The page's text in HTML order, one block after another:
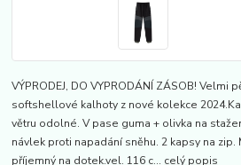
VÝPRODEJ, DO VYPRODÁNÍ ZÁSOB!
softshellové kalhoty z nové kolekce
větru odolné. V pase guma + olivka na
návlek proti napadání sněhu. 2 kapsy na
příjemný na dotek.vel. 116 c... celý popis